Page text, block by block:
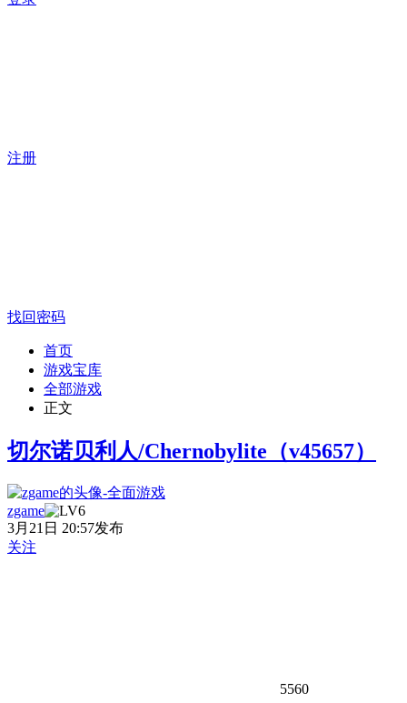
注册
找回密码
首页
游戏宝库
全部游戏
正文
切尔诺贝利人/Chernobylite（v45657）
zgame
3月21日 20:57发布
关注
5560